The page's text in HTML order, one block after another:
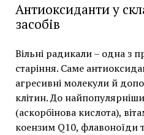
Антиоксиданти у
засобів
Вільні радикали – одна з
старіння. Саме
агресивні молекули й
клітин. До
(аскорбінова кислота),
коензим Q10, флавоноїди